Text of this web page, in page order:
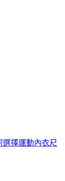
選擇運動內衣尺